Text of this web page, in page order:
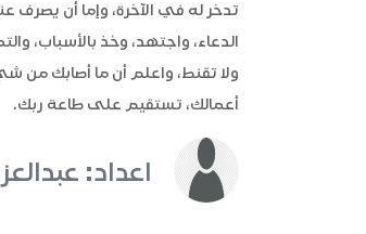
تدخر له في الآخرة، وإما أن يصرف
الدعاء، واجتهد، وخذ بالأسباب،
ولا تقنط، واعلم أن ما أصابك من
أعمالك، تستقيم على طاعة ربك.
اعداد: